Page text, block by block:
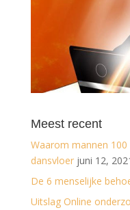
Meest recent
Waarom mannen
dansvloer juni 12,
De 6 menselijke
Uitslag Online